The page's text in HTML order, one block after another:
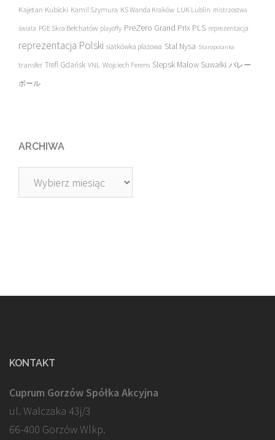
Kajetan Kubicki Kamil Szymura KS Wanda Kraków LUK Lublin mistrzostwa
świata PGE Skra Bełchatów playoffy PreZero Grand Prix PLS reprezentacja
reprezentacja Polski siatkówka plażowa Stal Nysa Staropolanka
transfer Trefl Gdańsk VNL Wojciech Ferens Ślepsk Malow Suwałki バレー
ボール
ARCHIWA
Archiwa
KONTAKT
Cuprum Gorzów Spółka Akcyjna
ul. Walczaka 43j/3
66-400 Gorzów Wlkp.